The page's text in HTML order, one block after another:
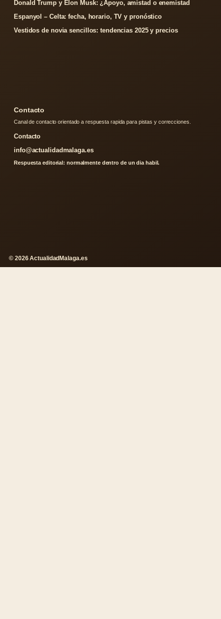
Donald Trump y Elon Musk: ¿Apoyo, amistad o enemistad
Espanyol – Celta: fecha, horario, TV y pronóstico
Vestidos de novia sencillos: tendencias 2025 y precios
Contacto
Canal de contacto orientado a respuesta rapida para pistas y correcciones.
Contacto
info@actualidadmalaga.es
Respuesta editorial: normalmente dentro de un dia habil.
© 2026 ActualidadMalaga.es